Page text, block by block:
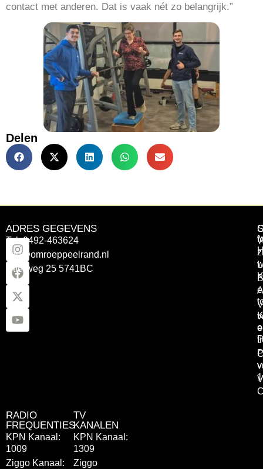
contact met anderen. Dat is vaak nét zo belangrijk.”
Delen
ADRES GEGEVENS
Tel: 0492-463624
info@omroeppeelrand.nl
Otterweg 25 5741BC
RADIO
FREQUENTIES
KPN Kanaal:
1009
Ziggo Kanaal:
TV
KANALEN
KPN Kanaal:
1309
Ziggo